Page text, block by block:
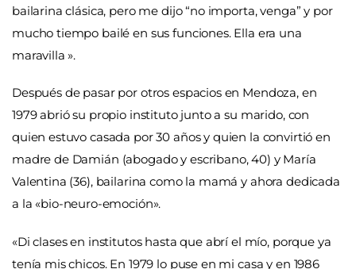
bailarina clásica, pero me dijo “no importa, venga” y por
mucho tiempo bailé en sus funciones. Ella era una
maravilla ».
Después de pasar por otros espacios en Mendoza, en
1979 abrió su propio instituto junto a su marido, con
quien estuvo casada por 30 años y quien la convirtió en
madre de Damián (abogado y escribano, 40) y María
Valentina (36), bailarina como la mamá y ahora dedicada
a la «bio-neuro-emoción».
«Di clases en institutos hasta que abrí el mío, porque ya
tenía mis chicos. En 1979 lo puse en mi casa y en 1986